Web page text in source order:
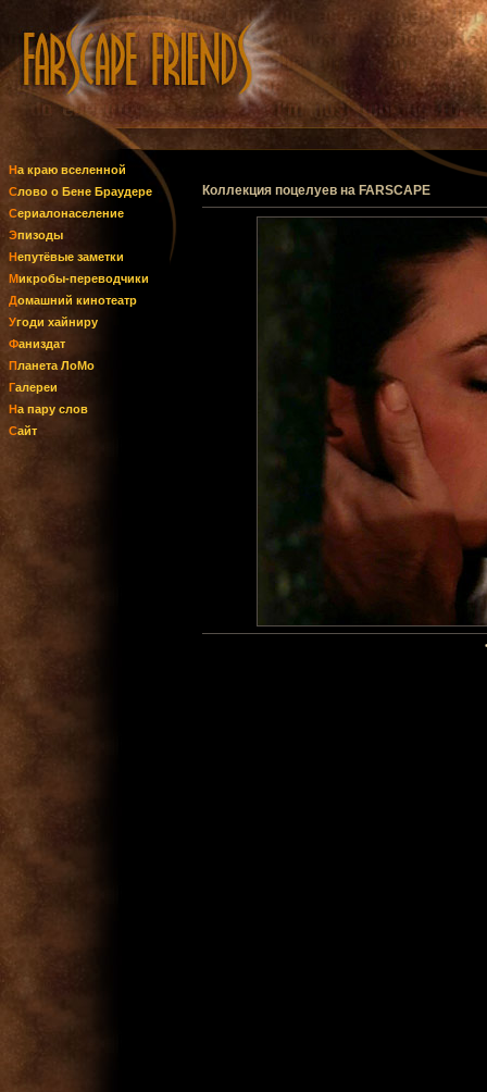
На краю вселенной
Слово о Бене Браудере
Сериалонаселение
Эпизоды
Непутёвые заметки
Микробы-переводчики
Домашний кинотеатр
Угоди хайниру
Фаниздат
Планета ЛоМо
Галереи
На пару слов
Сайт
Коллекция поцелуев на FARSCAPE